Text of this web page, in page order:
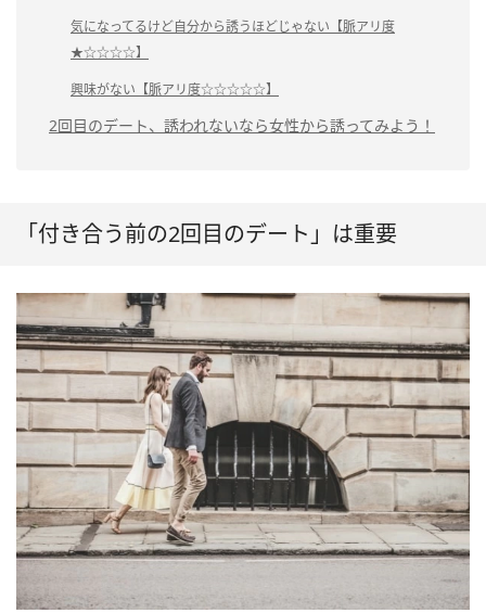
気になってるけど自分から誘うほどじゃない【脈アリ度
★☆☆☆☆】
興味がない【脈アリ度☆☆☆☆☆】
2回目のデート、誘われないなら女性から誘ってみよう！
「付き合う前の2回目のデート」は重要